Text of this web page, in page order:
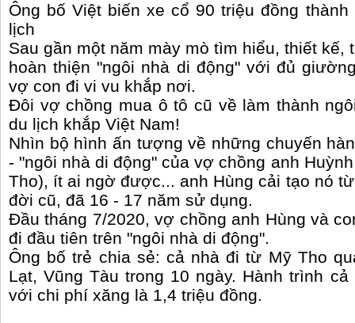
Ông bố Việt biến xe cổ 90 triệu đồng
lịch
Sau gần một năm mày mò tìm hiểu, thiết kế,
hoàn thiện "ngôi nhà di động" với đủ
vợ con đi vi vu khắp nơi.
Đôi vợ chồng mua ô tô cũ về làm thành
du lịch khắp Việt Nam!
Nhìn bộ hình ấn tượng về những chuyến
- "ngôi nhà di động" của vợ chồng anh
Tho), ít ai ngờ được... anh Hùng cải tạo nó
đời cũ, đã 16 - 17 năm sử dụng.
Đầu tháng 7/2020, vợ chồng anh Hùng và
đi đầu tiên trên "ngôi nhà di động".
Ông bố trẻ chia sẻ: cả nhà đi từ Mỹ Tho
Lạt, Vũng Tàu trong 10 ngày. Hành trình
với chi phí xăng là 1,4 triệu đồng.